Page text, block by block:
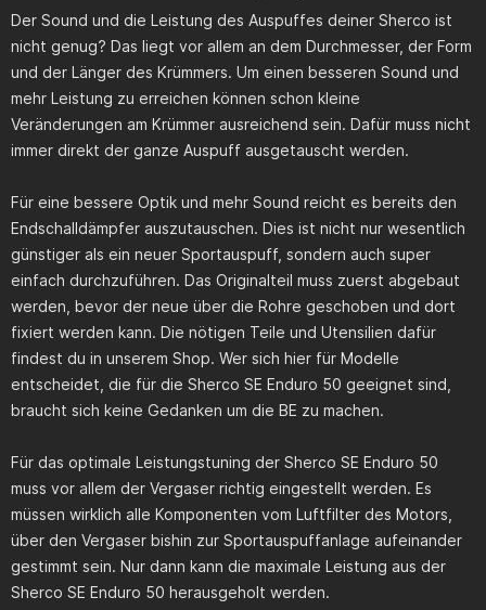
Der Sound und die Leistung des Auspuffes deiner Sherco ist
nicht genug? Das liegt vor allem an dem Durchmesser, der Form
und der Länger des Krümmers. Um einen besseren Sound und
mehr Leistung zu erreichen können schon kleine
Veränderungen am Krümmer ausreichend sein. Dafür muss nicht
immer direkt der ganze Auspuff ausgetauscht werden.
Für eine bessere Optik und mehr Sound reicht es bereits den
Endschalldämpfer auszutauschen. Dies ist nicht nur wesentlich
günstiger als ein neuer Sportauspuff, sondern auch super
einfach durchzuführen. Das Originalteil muss zuerst abgebaut
werden, bevor der neue über die Rohre geschoben und dort
fixiert werden kann. Die nötigen Teile und Utensilien dafür
findest du in unserem Shop. Wer sich hier für Modelle
entscheidet, die für die Sherco SE Enduro 50 geeignet sind,
braucht sich keine Gedanken um die BE zu machen.
Für das optimale Leistungstuning der Sherco SE Enduro 50
muss vor allem der Vergaser richtig eingestellt werden. Es
müssen wirklich alle Komponenten vom Luftfilter des Motors,
über den Vergaser bishin zur Sportauspuffanlage aufeinander
gestimmt sein. Nur dann kann die maximale Leistung aus der
Sherco SE Enduro 50 herausgeholt werden.